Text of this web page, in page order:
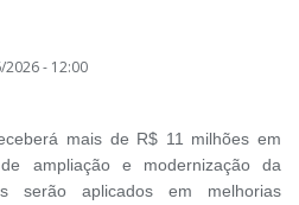
2026 - 12:00
mais de R$ 11 milhões em
ampliação e modernização da
serão aplicados em melhorias